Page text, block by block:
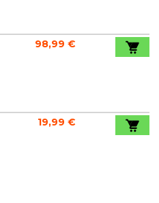
98,99 €
19,99 €